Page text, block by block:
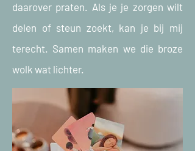
daarover praten. Als je je zorgen wilt
delen of steun zoekt, kan je bij mij
terecht. Samen maken we die broze
wolk wat lichter.